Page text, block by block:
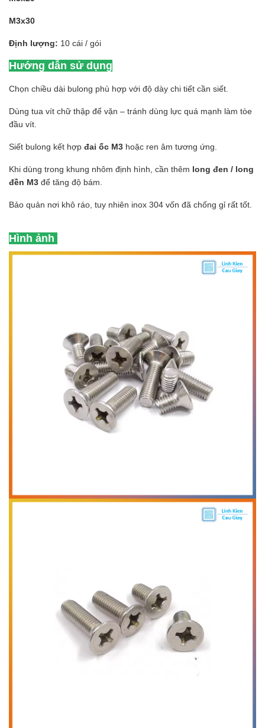
M3x30
Định lượng: 10 cái / gói
Hướng dẫn sử dụng
Chọn chiều dài bulong phù hợp với độ dày chi tiết cần siết.
Dùng tua vít chữ thập để vặn – tránh dùng lực quá mạnh làm tòe
đầu vít.
Siết bulong kết hợp đai ốc M3 hoặc ren âm tương ứng.
Khi dùng trong khung nhôm định hình, cần thêm long đen / long
đền M3 để tăng độ bám.
Bảo quản nơi khô ráo, tuy nhiên inox 304 vốn đã chống gỉ rất tốt.
Hình ảnh